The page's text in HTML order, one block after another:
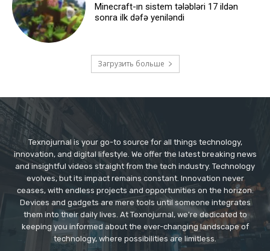
Minecraft-ın sistem tələbləri 17 ildən
sonra ilk dəfə yeniləndi
Загрузить больше
Texnojurnal is your go-to source for all things technology,
innovation, and digital lifestyle. We offer the latest breaking news
and insightful videos straight from the tech industry. Technology
evolves, but its impact remains constant. Innovation never
ceases, with endless projects and opportunities on the horizon.
Devices and gadgets are mere tools until someone integrates
them into their daily lives. At Texnojurnal, we're dedicated to
keeping you informed about the ever-changing landscape of
technology, where possibilities are limitless.